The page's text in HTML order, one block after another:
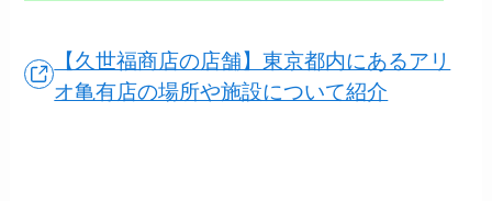
【久世福商店の店舗】東京都内にあるアリ
オ亀有店の場所や施設について紹介